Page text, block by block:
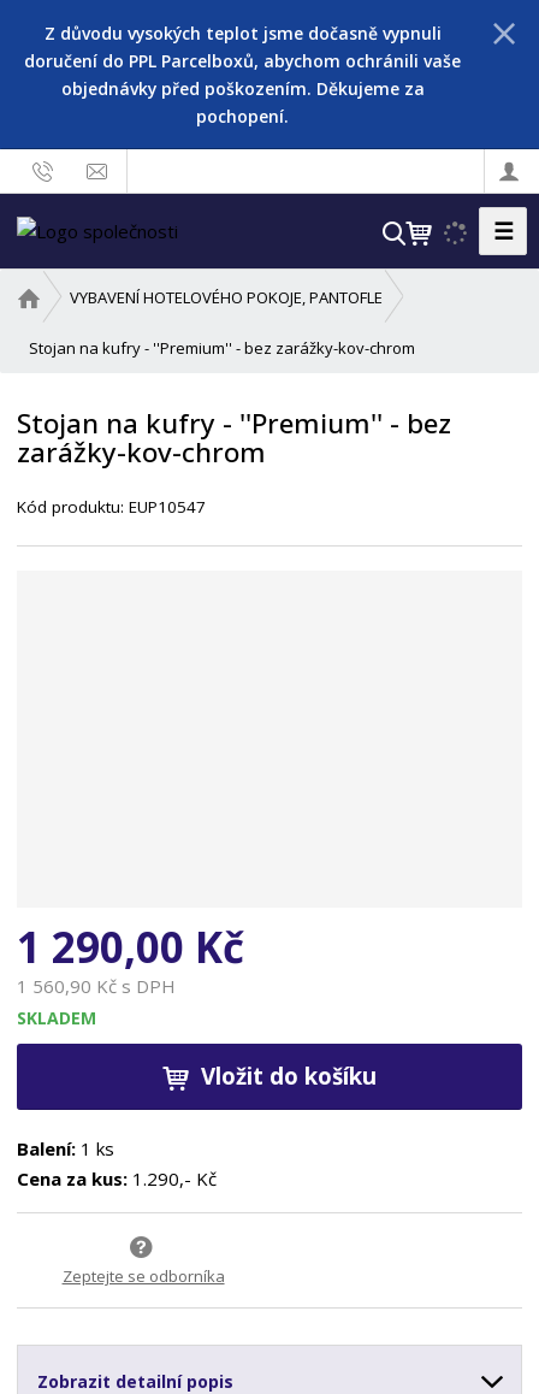
Z důvodu vysokých teplot jsme dočasně vypnuli
doručení do PPL Parcelboxů, abychom ochránili vaše
objednávky před poškozením. Děkujeme za
pochopení.
V
e
a
t
☰
v
o
í
s
r
VYBAVENÍ HOTELOVÉHO POKOJE, PANTOFLE
Stojan na kufry - ''Premium'' - bez zarážky-kov-chrom
Stojan na kufry - ''Premium'' - bez
zarážky-kov-chrom
Kód produktu:EUP10547
1 290,00 Kč
1 560,90 Kč s DPH
SKLADEM
Vložit do košíku
Balení: 1 ks
Cena za kus: 1.290,- Kč
Zeptejte se odborníka
Zobrazit detailní popis